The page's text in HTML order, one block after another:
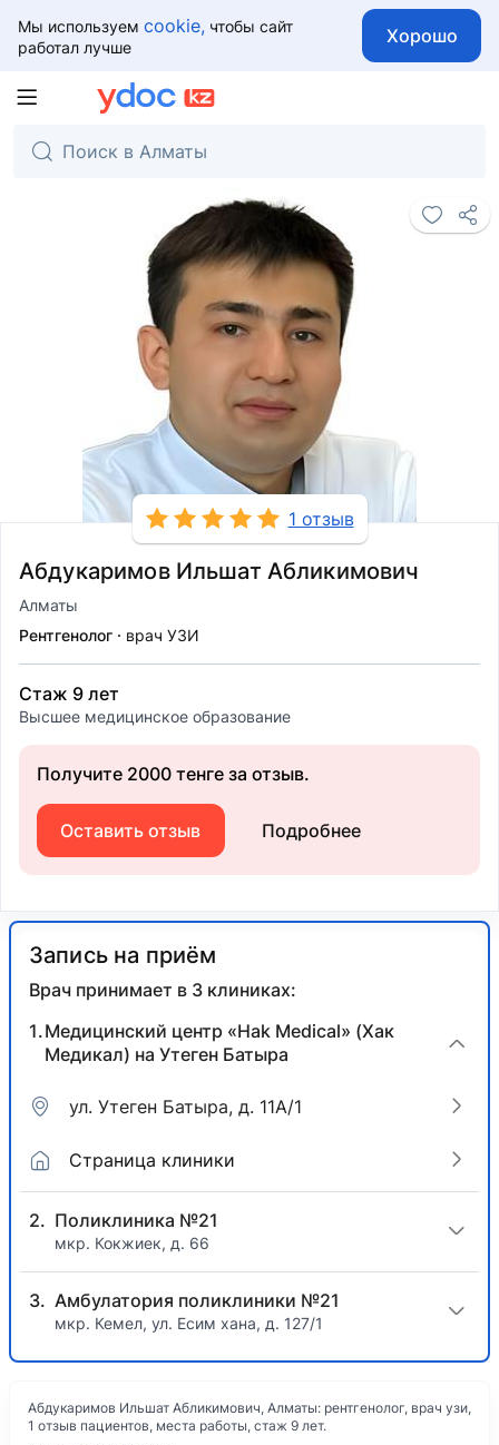
Мы используем cookie, чтобы сайт
работал лучше
Хорошо
1 отзыв
Абдукаримов Ильшат Абликимович
Алматы
Рентгенолог
врач УЗИ
Стаж 9 лет
Высшее медицинское образование
Получите 2000 тенге за отзыв.
Оставить отзыв Подробнее
Запись на приём
Врач принимает в 3 клиниках:
Медицинский центр «Hak Medical» (Хак
Медикал) на Утеген Батыра
ул. Утеген Батыра, д. 11А/1
Страница клиники
Поликлиника №21
мкр. Кокжиек, д. 66
Амбулатория поликлиники №21
мкр. Кемел, ул. Есим хана, д. 127/1​
Абдукаримов Ильшат Абликимович, Алматы: рентгенолог, врач узи,
1 отзыв пациентов, места работы, стаж 9 лет.